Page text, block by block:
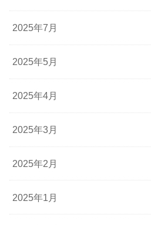
2025年7月
2025年5月
2025年4月
2025年3月
2025年2月
2025年1月